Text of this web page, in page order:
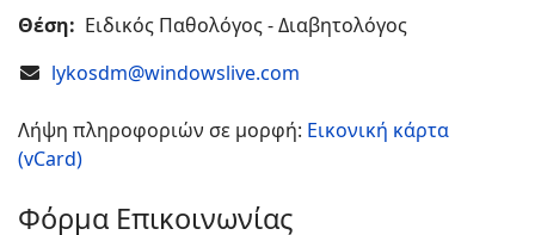
Θέση: Ειδικός Παθολόγος - Διαβητολόγος
COM_CONTACT_EMAIL
lykosdm@windowslive.com
Λήψη πληροφοριών σε μορφή: Εικονική κάρτα
(vCard)
Φόρμα Επικοινωνίας